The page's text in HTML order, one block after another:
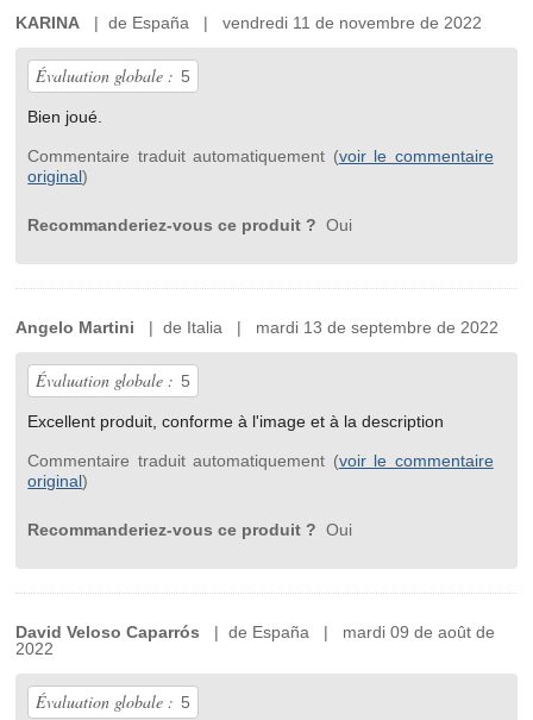
KARINA | de España | vendredi 11 de novembre de 2022
Évaluation globale : 5
Bien joué.
Commentaire traduit automatiquement (voir le commentaire
original)
Recommanderiez-vous ce produit ? Oui
Angelo Martini | de Italia | mardi 13 de septembre de 2022
Évaluation globale : 5
Excellent produit, conforme à l'image et à la description
Commentaire traduit automatiquement (voir le commentaire
original)
Recommanderiez-vous ce produit ? Oui
David Veloso Caparrós | de España | mardi 09 de août de
2022
Évaluation globale : 5